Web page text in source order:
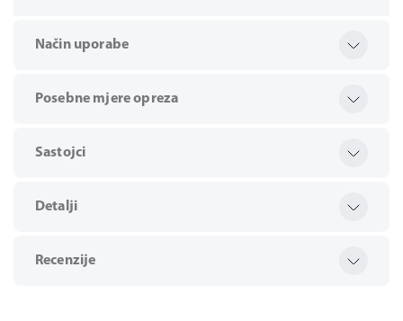
Način uporabe
Posebne mjere opreza
Sastojci
Detalji
Recenzije